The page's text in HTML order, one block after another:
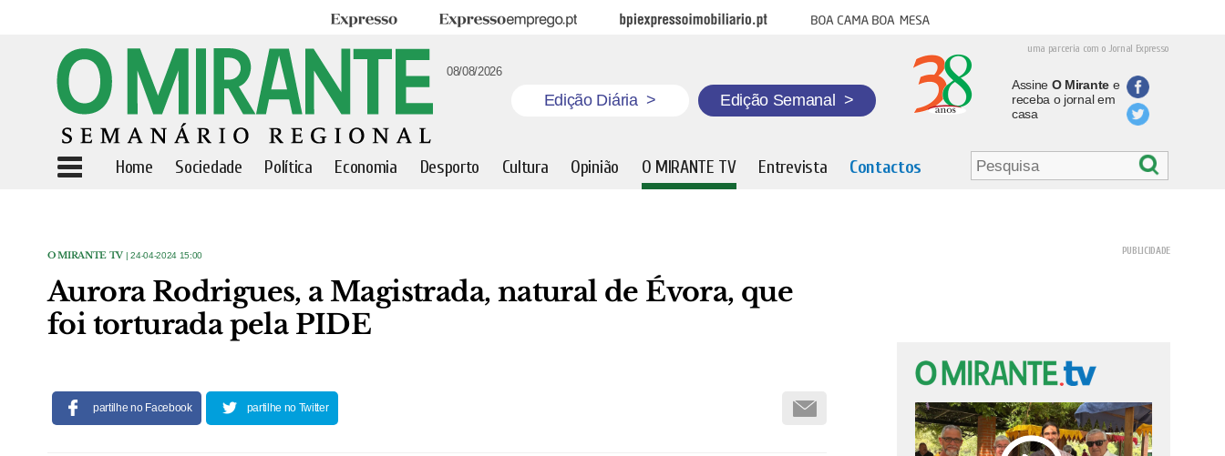
Expresso Expresso Emprego BPI Expresso Imobiliário Boa cama boa mesa
uma parceria com o Jornal Expresso
08/08/2026
Edição Diária > Edição Semanal >
Assine O Mirantee
receba o jornal em
casa
Home Sociedade Política Economia Desporto Cultura Opinião O MIRANTE TV Entrevista Contactos
O MIRANTE TV | 24-04-2024 15:00
Aurora Rodrigues, a Magistrada, natural de Évora, que
foi torturada pela PIDE
partilhe no Facebook partilhe no Twitter